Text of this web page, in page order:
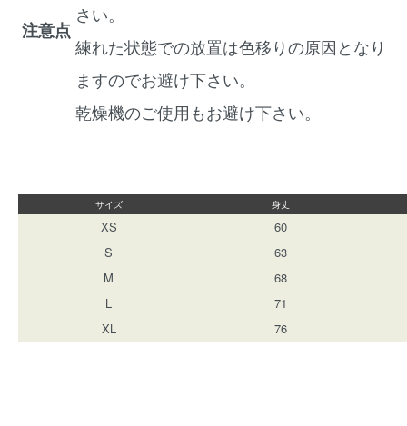
注意点
さい。
練れた状態での放置は色移りの原因となり
ますのでお避け下さい。
乾燥機のご使用もお避け下さい。
サイズ 身丈
XS
60
S
63
M
68
L
71
XL
76